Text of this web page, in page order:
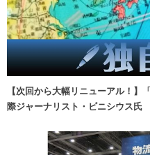
【次回から大幅リニューアル！
際ジャーナリスト・ビニシウス氏